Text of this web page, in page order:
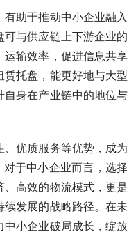
助于推动中小企业融入
与供应链上下游企业的
输效率，促进信息共享
托盘，能更好地与大型
身在产业链中的地位与
优质服务等优势，成为
于中小企业而言，选择
高效的物流模式，更是
发展的战略路径。在未
小企业破局成长，绽放